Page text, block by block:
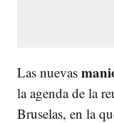
Las nuevas
la agenda de la
Bruselas, en la